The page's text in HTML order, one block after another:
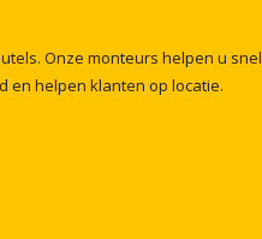
Onze monteurs helpen u snel
en helpen klanten op locatie.